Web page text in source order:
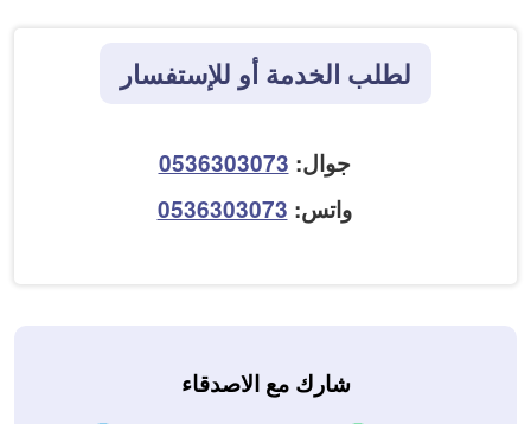
لطلب الخدمة أو للإستفسار
جوال: 0536303073
واتس: 0536303073
شارك مع الاصدقاء